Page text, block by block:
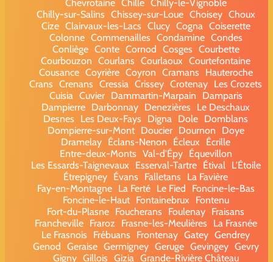
Chevrotaine Chille Chilly-le-Vignoble
Chilly-sur-Salins Chissey-sur-Loue Choisey Choux
Cize Clairvaux-les-Lacs Clucy Cogna Coiserette
Colonne Commenailles Condamine Condes
Conliège Conte Cornod Cosges Courbette
Courbouzon Courlans Courlaoux Courtefontaine
Cousance Coyrière Coyron Cramans
Hauteroche
Crans Crenans Cressia Crissey Crotenay Les Crozets
Cuisia Cuvier Dammartin-Marpain
Damparis
Dampierre Darbonnay Denezières
Le Deschaux
Desnes
Les Deux-Fays Digna Dole Domblans
Dompierre-sur-Mont
Doucier Dournon
Doye
Dramelay Éclans-Nenon Écleux
Écrille
Entre-deux-Monts Val-d'Épy
Équevillon
Les Essards-Taignevaux
Esserval-Tartre Étival
L'Étoile
Étrepigney Évans Falletans
La Favière
Fay-en-Montagne
La Ferté Le Fied
Foncine-le-Bas
Foncine-le-Haut
Fontainebrux
Fontenu
Fort-du-Plasne Foucherans Foulenay Fraisans
Francheville
Fraroz Frasne-les-Meulières
La Frasnée
Le Frasnois
Frébuans Frontenay Gatey Gendrey
Genod Geraise Germigney Geruge Gevingey Gevry
Gigny Gillois Gizia Grande-Rivière Château